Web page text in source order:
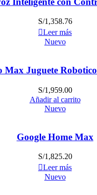
S/1,358.76
Leer más
Nuevo
Max Juguete
S/1,959.00
Añadir al carrito
Nuevo
Google Home Max
S/1,825.20
Leer más
Nuevo